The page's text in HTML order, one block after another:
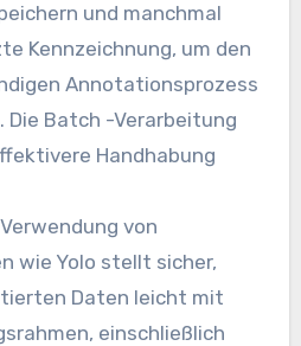
und manchmal
Kennzeichnung, um den
Annotationsprozess
Die Batch -Verarbeitung
Handhabung
von
wie Yolo stellt sicher,
Daten leicht mit
einschließlich